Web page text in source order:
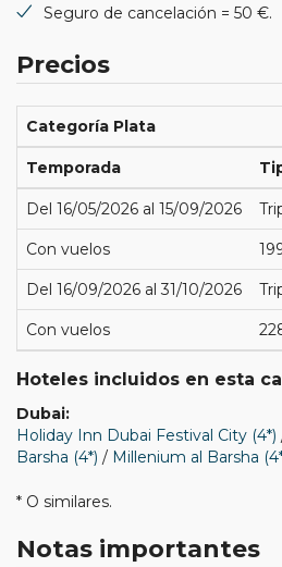
Seguro de cancelación = 50 €.
Precios
Categoría Plata
Temporada
Del 16/05/2026 al 15/09/2026
Con vuelos
Del 16/09/2026 al 31/10/2026
Con vuelos
Hoteles incluidos en esta
Dubai:
Holiday Inn Dubai Festival City (4*)
Barsha (4*) / Millenium al Barsha
* O similares.
Notas importantes